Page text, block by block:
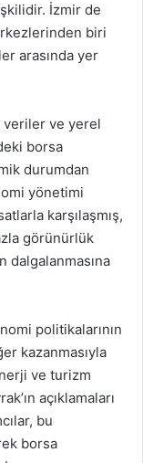
İzmir de
biri
arasında yer
veriler ve yerel
borsa
durumdan
yönetimi
karşılaşmış,
görünürlük
dalgalanmasına
politikalarının
kazanmasıyla
ve turizm
açıklamaları
bu
borsa